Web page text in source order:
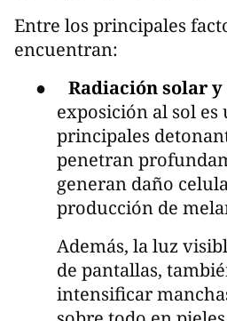
Entre los principales
encuentran:
● Radiación solar
exposición al sol es
principales
penetran
generan daño
producción de
Además, la luz
de pantallas,
intensificar